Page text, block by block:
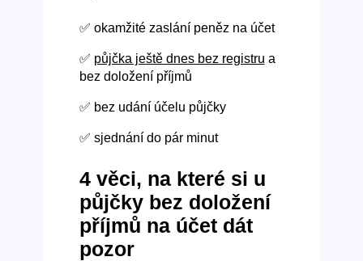
✅ okamžité zaslání peněz na účet
✅ půjčka ještě dnes bez registru a
bez doložení příjmů
✅ bez udání účelu půjčky
✅ sjednání do pár minut
4 věci, na které si u
půjčky bez doložení
příjmů na účet dát
pozor